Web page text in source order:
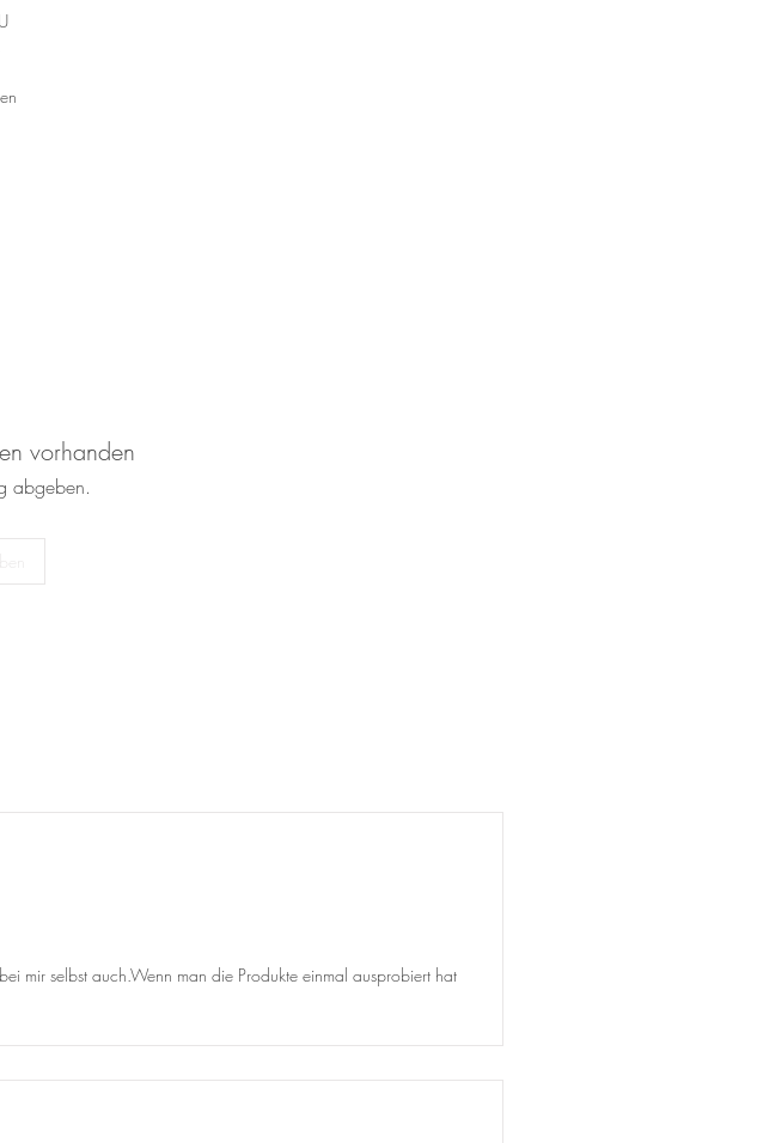
vorhanden
abgeben.
mir selbst auch.Wenn man die Produkte einmal ausprobiert hat